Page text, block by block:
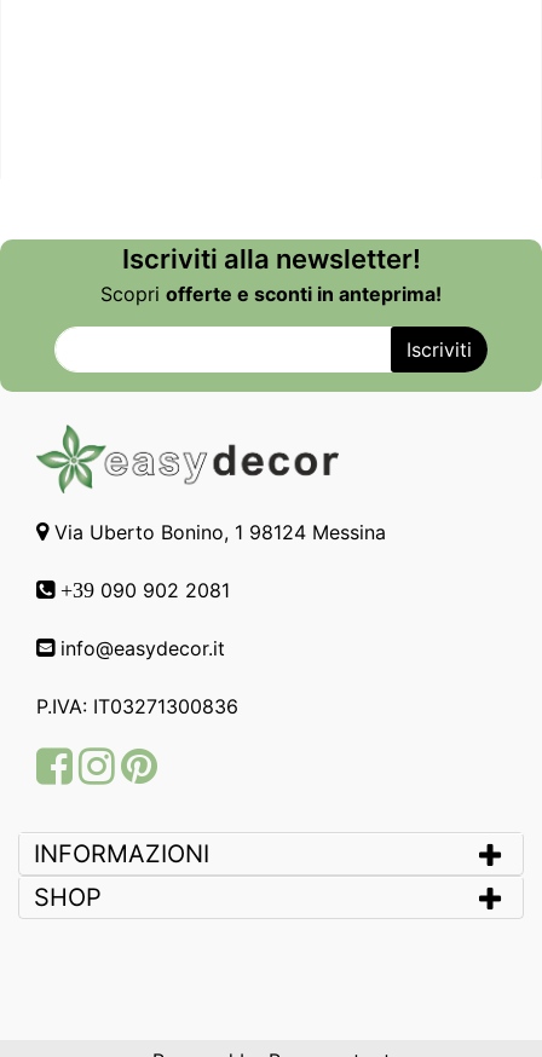
Iscriviti alla newsletter!
Scopri offerte e sconti in anteprima!
Via Uberto Bonino, 1 98124 Messina
+39 090 902 2081
info@easydecor.it
P.IVA: IT03271300836
FacebookInstagram
Pinterest
INFORMAZIONI
SHOP